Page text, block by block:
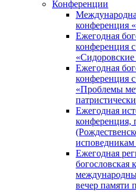
Конференции
конференция
Ежегодная
конференция
Ежегодная
конференция
«Проблемы
Ежегодная
конференция,
Ежегодная
богословская
вечер